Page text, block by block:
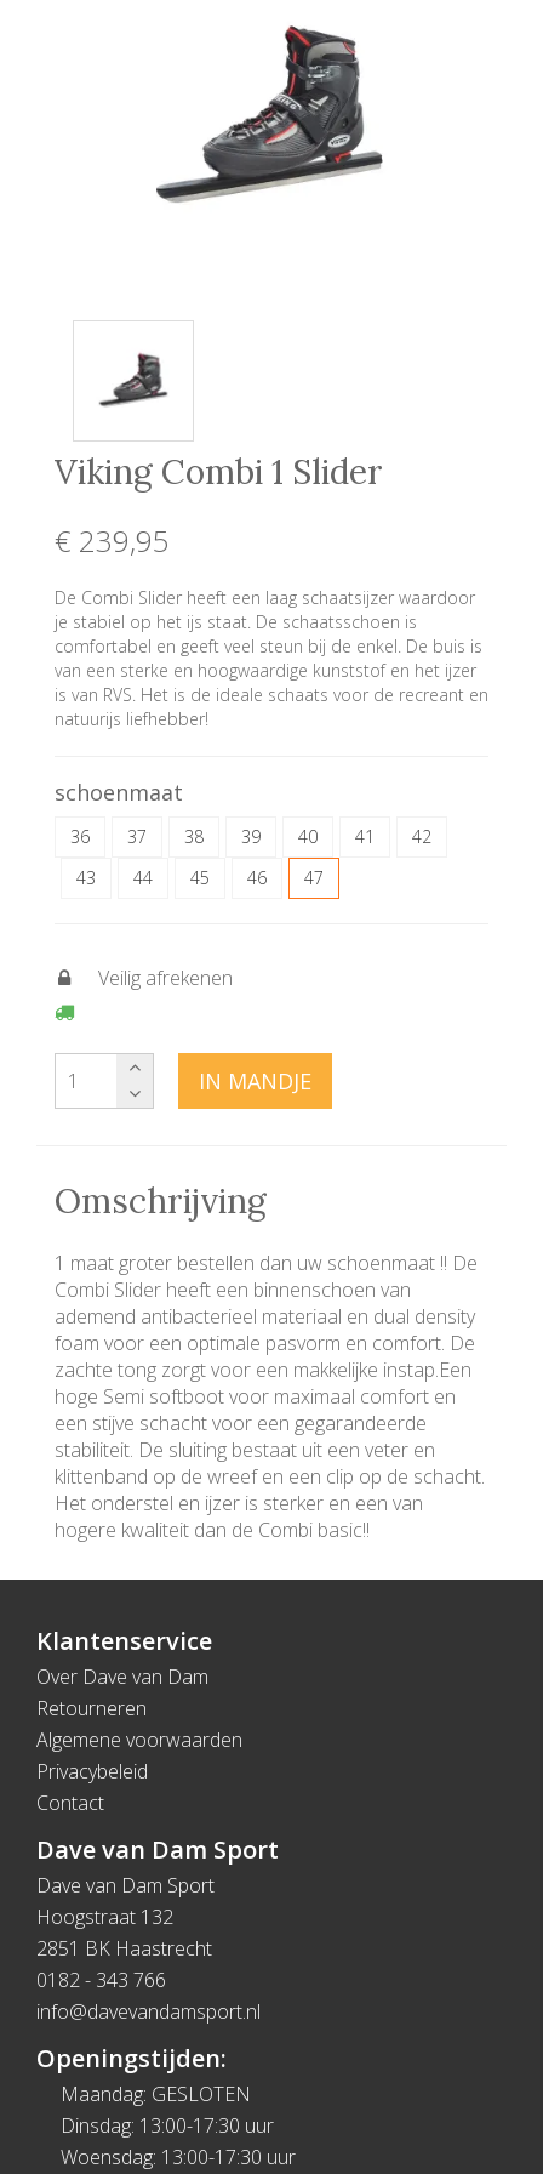
Viking Combi 1 Slider
€ 239,95
De Combi Slider heeft een laag schaatsijzer waardoor
je stabiel op het ijs staat. De schaatsschoen is
comfortabel en geeft veel steun bij de enkel. De buis is
van een sterke en hoogwaardige kunststof en het ijzer
is van RVS. Het is de ideale schaats voor de recreant en
natuurijs liefhebber!
schoenmaat
36 37 38 39 40 41
42
43
44 45 46 47
Veilig afrekenen
IN MANDJE
Omschrijving
1 maat groter bestellen dan uw schoenmaat !! De
Combi Slider heeft een binnenschoen van
ademend antibacterieel materiaal en dual density
foam voor een optimale pasvorm en comfort. De
zachte tong zorgt voor een makkelijke instap.Een
hoge Semi softboot voor maximaal comfort en
een stijve schacht voor een gegarandeerde
stabiliteit. De sluiting bestaat uit een veter en
klittenband op de wreef en een clip op de schacht.
Het onderstel en ijzer is sterker en een van
hogere kwaliteit dan de Combi basic!!
Klantenservice
Over Dave van Dam
Retourneren
Algemene voorwaarden
Privacybeleid
Contact
Dave van Dam Sport
Dave van Dam Sport
Hoogstraat 132
2851 BK Haastrecht
0182 - 343 766
info@davevandamsport.nl
Openingstijden:
Maandag: GESLOTEN
Dinsdag: 13:00-17:30 uur
Woensdag: 13:00-17:30 uur